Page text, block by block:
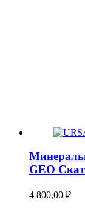
GEO
4 800,00 ₽